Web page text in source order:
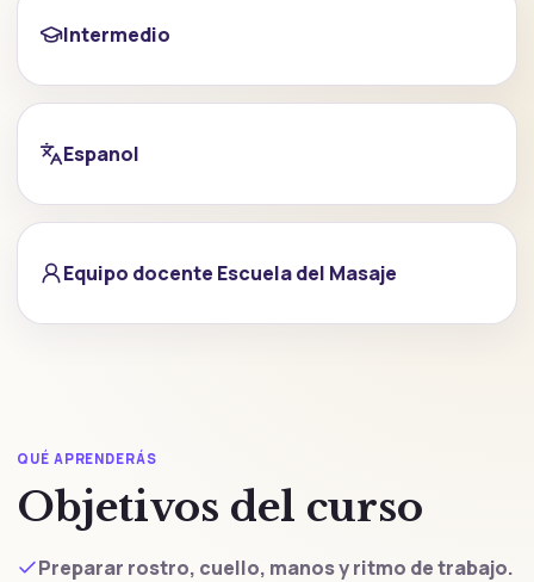
Intermedio
Espanol
Equipo docente Escuela del Masaje
QUÉ APRENDERÁS
Objetivos del curso
Preparar rostro, cuello, manos y ritmo de trabajo.